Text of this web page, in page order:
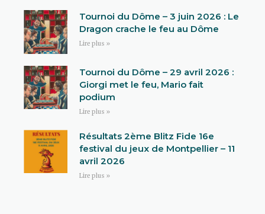
Tournoi du Dôme – 3 juin 2026 : Le
Dragon crache le feu au Dôme
Lire plus »
Tournoi du Dôme – 29 avril 2026 :
Giorgi met le feu, Mario fait
podium
Lire plus »
Résultats 2ème Blitz Fide 16e
festival du jeux de Montpellier – 11
avril 2026
Lire plus »